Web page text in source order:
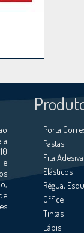
a
e
Porta
Pastas
Fita Adesiva
Elásticos
Régua,
Office
Tintas
Lápis